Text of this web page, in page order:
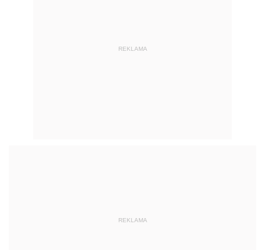
REKLAMA
REKLAMA